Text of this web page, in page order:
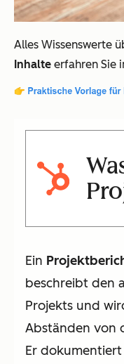
Alles Wissenswerte
Inhalte erfahren Sie
Ein
beschreibt den
Projekts und
Abständen von
Er